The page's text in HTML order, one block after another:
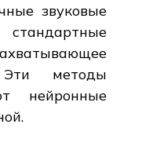
звуковые
Эти методы
нейронные